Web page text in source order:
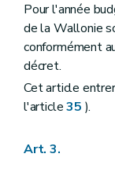
Pour l'année
de la Wallonie
conformément
décret.
Cet article
l'article35 ).
Art. 3.